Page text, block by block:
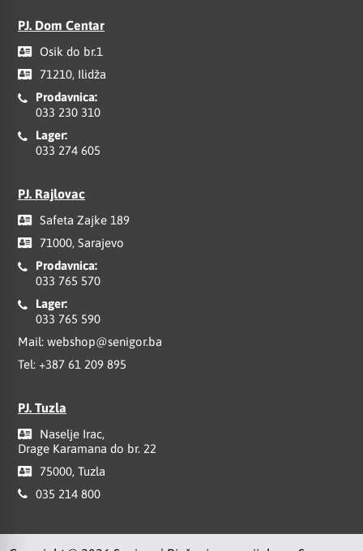
PJ. Dom Centar
Osik do br.1
71210, Ilidža
Prodavnica:
033 230 310
Lager:
033 274 605
PJ. Rajlovac
Safeta Zajke 189
71000, Sarajevo
Prodavnica:
033 765 570
Lager:
033 765 590
Mail: webshop@senigor.ba
Tel: +387 61 209 895
PJ. Tuzla
Naselje Irac,
Drage Karamana do br. 22
75000, Tuzla
035 214 800